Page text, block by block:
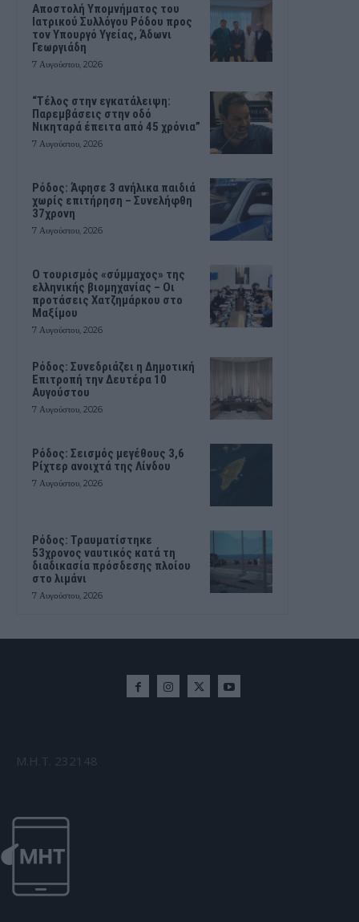
Αποστολή Υπομνήματος του
Ιατρικού Συλλόγου Ρόδου προς
τον Υπουργό Υγείας, Άδωνι
Γεωργιάδη
7 Αυγούστου, 2026
“Τέλος στην εγκατάλειψη:
Παρεμβάσεις στην οδό
Νικηταρά έπειτα από 45 χρόνια”
7 Αυγούστου, 2026
Ρόδος: Άφησε 3 ανήλικα παιδιά
χωρίς επιτήρηση – Συνελήφθη
37χρονη
7 Αυγούστου, 2026
Ο τουρισμός «σύμμαχος» της
ελληνικής βιομηχανίας – Οι
προτάσεις Χατζημάρκου στο
Μαξίμου
7 Αυγούστου, 2026
Ρόδος: Συνεδριάζει η Δημοτική
Επιτροπή την Δευτέρα 10
Αυγούστου
7 Αυγούστου, 2026
Ρόδος: Σεισμός μεγέθους 3,6
Ρίχτερ ανοιχτά της Λίνδου
7 Αυγούστου, 2026
Ρόδος: Τραυματίστηκε
53χρονος ναυτικός κατά τη
διαδικασία πρόσδεσης πλοίου
στο λιμάνι
7 Αυγούστου, 2026
Μ.Η.Τ. 232148